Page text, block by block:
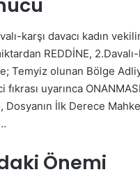
karşı davacı kadın
REDDİNE,
Temyiz olunan Bölge
uyarınca
İlk Derece
Önemi